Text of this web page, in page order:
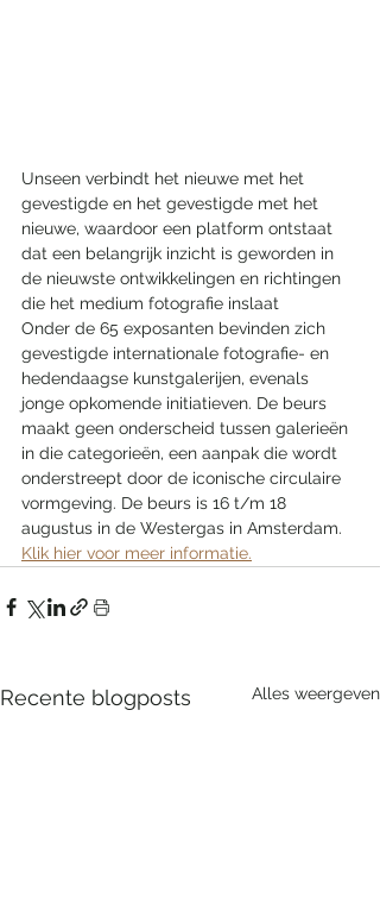
Unseen verbindt het nieuwe met het
gevestigde en het gevestigde met het
nieuwe, waardoor een platform ontstaat
dat een belangrijk inzicht is geworden in
de nieuwste ontwikkelingen en richtingen
die het medium fotografie inslaat
Onder de 65 exposanten bevinden zich
gevestigde internationale fotografie- en
hedendaagse kunstgalerijen, evenals
jonge opkomende initiatieven. De beurs
maakt geen onderscheid tussen galerieën
in die categorieën, een aanpak die wordt
onderstreept door de iconische circulaire
vormgeving. De beurs is 16 t/m 18
augustus in de Westergas in Amsterdam.
Klik hier voor meer informatie.
Recente blogposts Alles weergeven